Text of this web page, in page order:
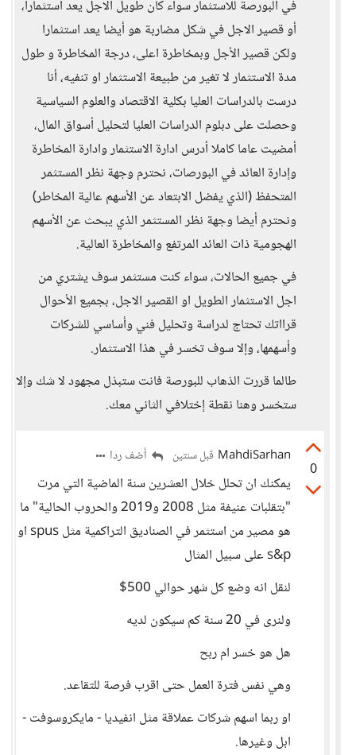
في البورصة للاستثمار سواء كان طويل الاجل يعد استثمارا،
أو قصير الاجل في شكل مضاربة هو أيضا يعد استثمارا
ولكن قصير الأجل وبمخاطرة اعلى، درجة المخاطرة و طول
مدة الاستثمار لا تغير من طبيعة الاستثمار او تنفيه، أنا
درست بالدراسات العليا بكلية الاقتصاد والعلوم السياسية
وحصلت على دبلوم الدراسات العليا لتحليل أسواق المال،
أمضيت عاما كاملا أدرس ادارة الاستثمار وادارة المخاطرة
وإدارة العائد في البورصات، نحترم وجهة نظر المستثمر
المتحفظ (الذي يفضل الابتعاد عن الأسهم عالية المخاطر)
ونحترم أيضا وجهة نظر المستثمر الذي يبحث عن الأسهم
الهجومية ذات العائد المرتفع والمخاطرة العالية.
في جميع الحالات، سواء كنت مستثمر سوف يشتري من
اجل الاستثمار الطويل او القصير الاجل، بجميع الأحوال
قرااتك تحتاج لدراسة وتحليل فني وأساسي للشركات
وأسهمها، وإلا سوف تخسر في هذا الاستثمار.
طالما قررت الذهاب للبورصة فانت ستبذل مجهود لا شك وإلا
ستخسر وهنا نقطة إختلافي الثاني معك.
0
MahdiSarhan قبل سنتين أضف ردا
يمكنك ان تحلل خلال العشرين سنة الماضية التي مرت
"بتقلبات عنيفة مثل 2008 و2019 والحروب الحالية" ما
هو مصير من استثمر في الصناديق التراكمية مثل spus او
s&p على سبيل المثال
لنقل انه وضع كل شهر حوالي 500$
ولنرى في 20 سنة كم سيكون لديه
هل هو خسر ام ربح
وهي نفس فترة العمل حتى اقرب فرصة للتقاعد.
او ربما اسهم شركات عملاقة مثل انفيديا - مايكروسوفت -
ابل وغيرها.